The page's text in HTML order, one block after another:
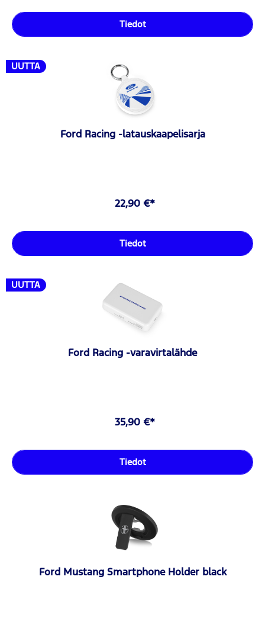
Tiedot
UUTTA
Ford Racing -latauskaapelisarja
22,90 €*
Tiedot
UUTTA
Ford Racing -varavirtalähde
35,90 €*
Tiedot
Ford Mustang Smartphone Holder black